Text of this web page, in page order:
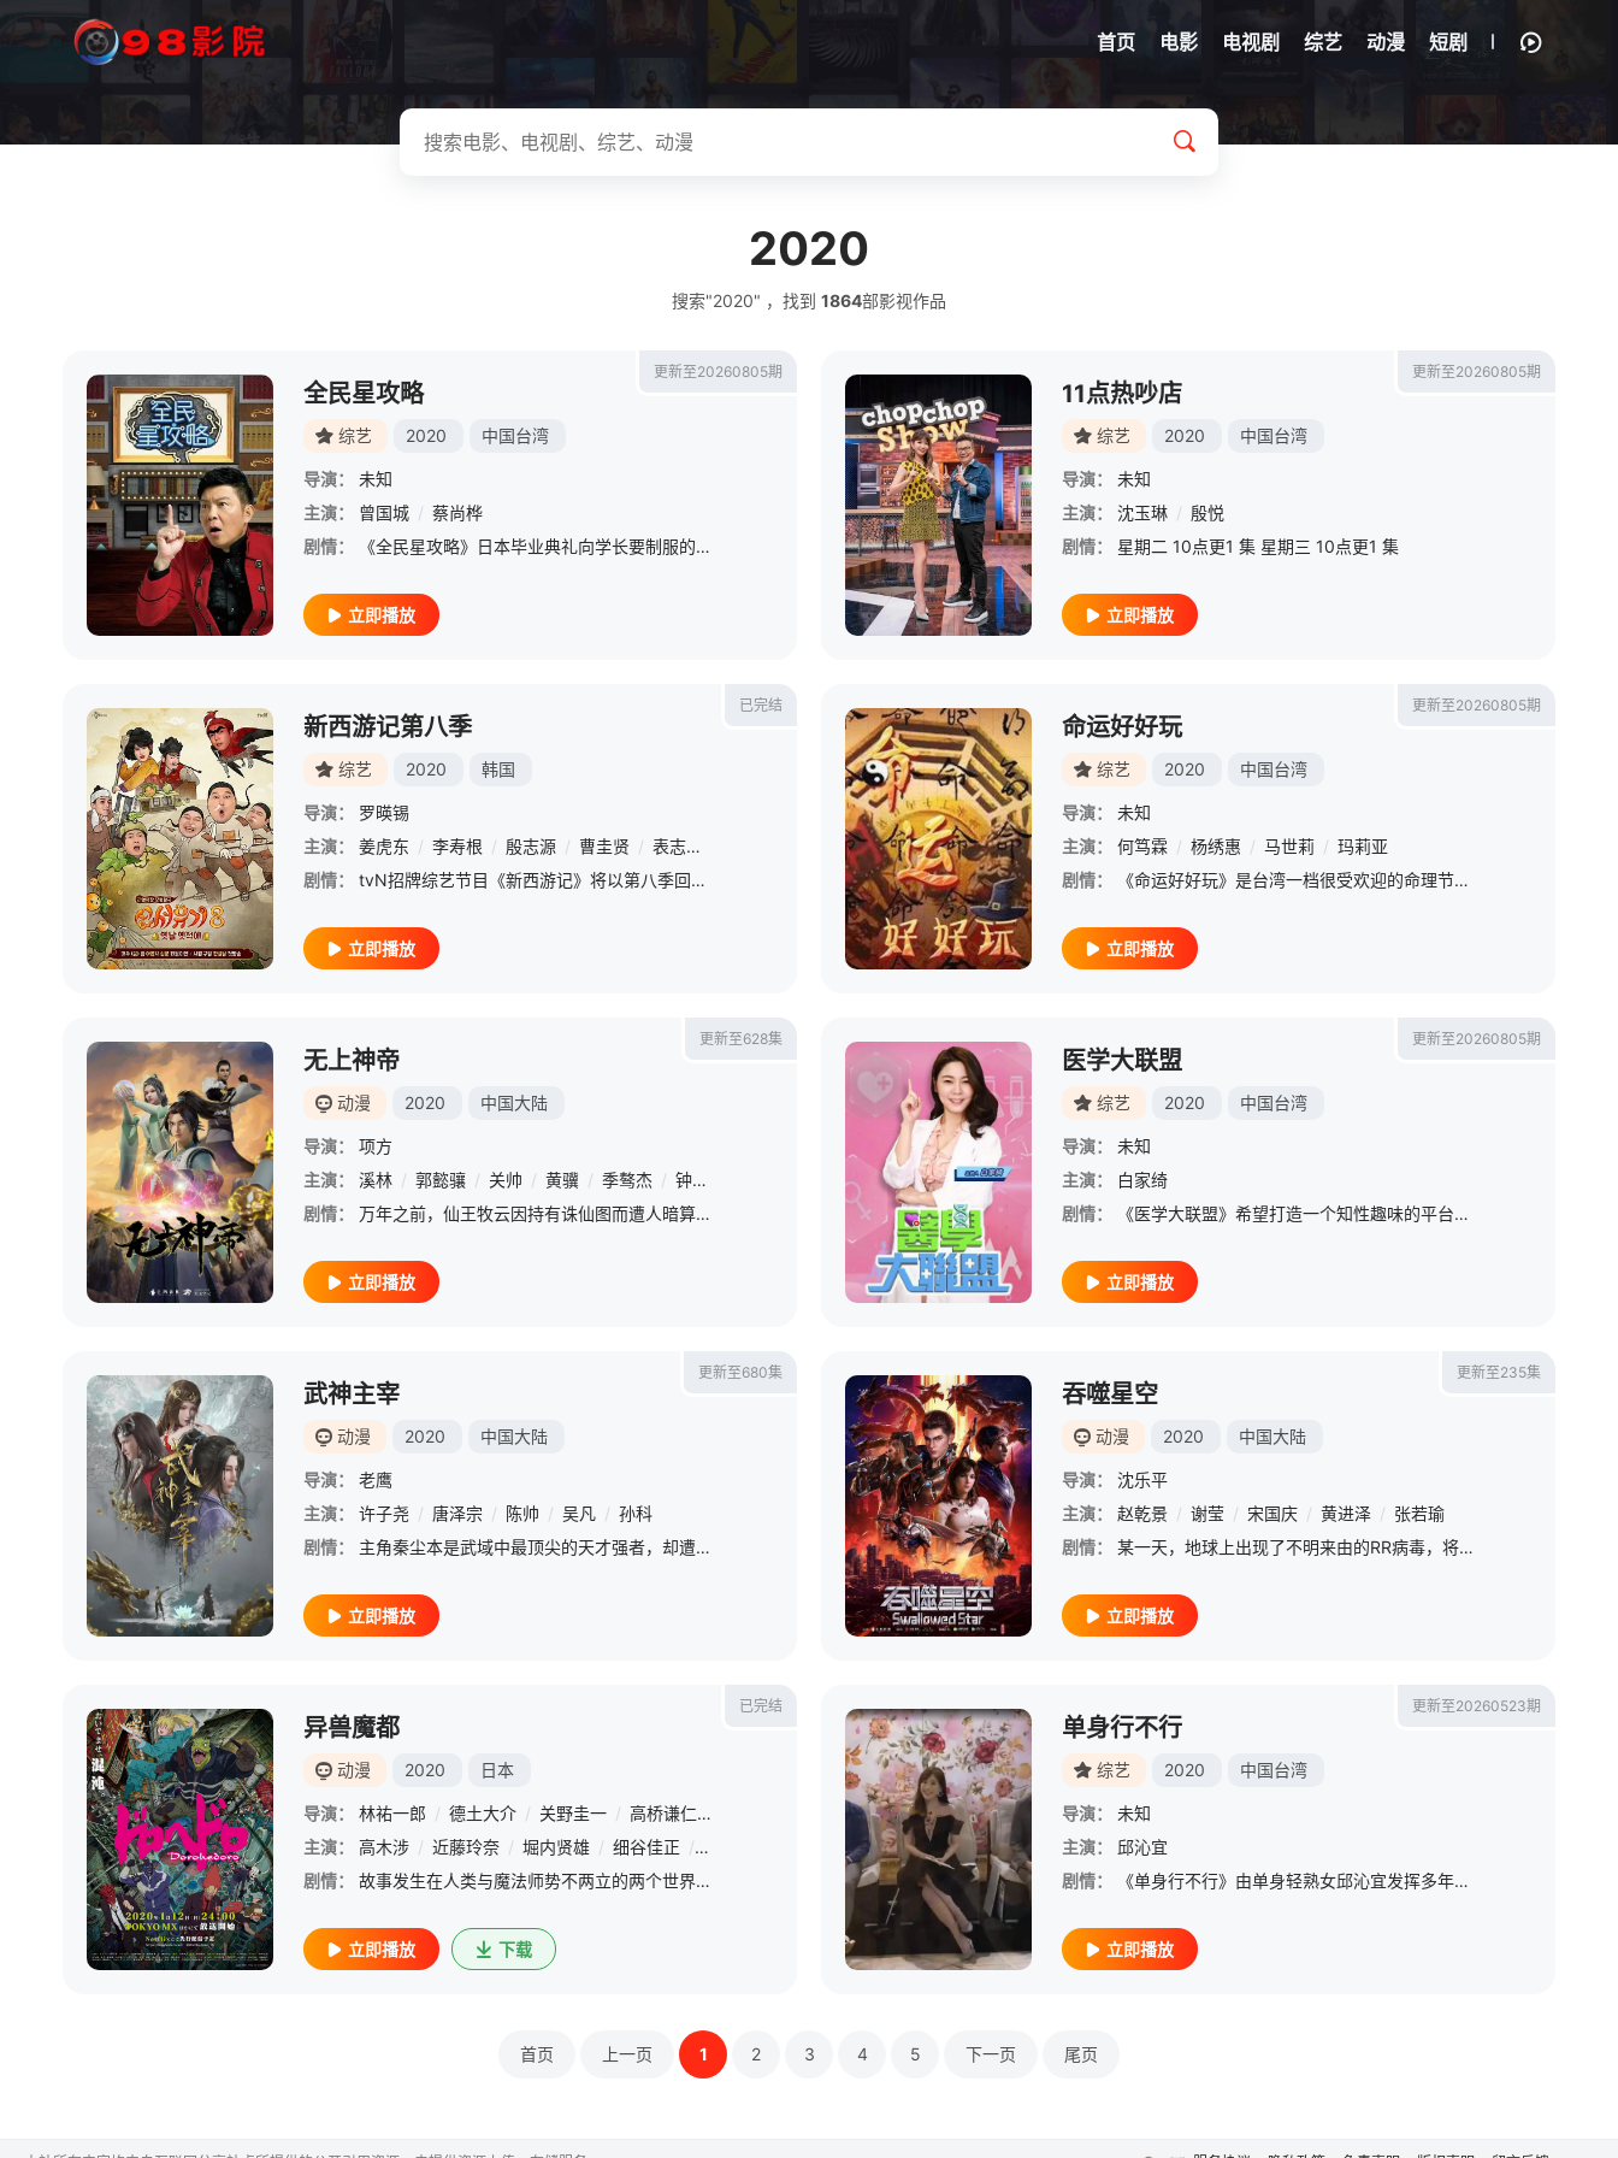
首页 电影 电视剧 综艺 动漫 短剧
2020
搜索"2020" ，找到 1864部影视作品
更新至20260805期
全民星攻略
综艺 2020 中国台湾
导演：
未知
主演：
曾国城 / 蔡尚桦
剧情：
《全民星攻略》日本毕业典礼向学长要制服的第二颗钮釦代表著什麽意思呢？喜欢金庸小说的人必须要来挑战这一题，郭靖第一次见到黄蓉请她吃饭，花了银子19两，请问这一餐大约是台币多少钱呢？青春校园剧球赛、迎新会
立即播放
更新至20260805期
11点热吵店
综艺 2020 中国台湾
导演：
未知
主演：
沈玉琳 / 殷悦
剧情：
星期二 10点更1 集 星期三 10点更1 集
立即播放
已完结
新西游记第八季
综艺 2020 韩国
导演：
罗暎锡
主演：
姜虎东 / 李寿根 / 殷志源 / 曹圭贤 / 表志勋
剧情：
tvN招牌综艺节目《新西游记》将以第八季回归。根据新闻的采访内容，《新西游记》的制作团队和出演人员将于8月投入新一季的首次拍摄。 &amp;nbsp; &amp;nbsp; &amp;nbsp; &amp;nbsp; &amp;nbsp;
立即播放
更新至20260805期
命运好好玩
综艺 2020 中国台湾
导演：
未知
主演：
何笃霖 / 杨绣惠 / 马世莉 / 玛莉亚
剧情：
《命运好好玩》是台湾一档很受欢迎的命理节目,各类风水、星座、命理占卜等时下社交必备的流行话题,节目里全部都有,关于爱情、命运、事业等也都一网打尽。
立即播放
更新至628集
无上神帝
动漫 2020 中国大陆
导演：
项方
主演：
溪林 / 郭懿骧 / 关帅 / 黄骥 / 季骜杰 / 钟巍 蘭雨馨 / 张妮 / 徐翔 / Akira明 / 柳知萧
剧情：
万年之前，仙王牧云因持有诛仙图而遭人暗算，残魂沉睡万年之后，在天运大陆南云帝国有名的“废物牧云”身上觉醒。牧云初醒，就受到了学生妙仙语的刻意刁难，牧云轻松的就化解了妙仙语的陷阱，并举一反三的说出了更多
立即播放
更新至20260805期
医学大联盟
综艺 2020 中国台湾
导演：
未知
主演：
白家绮
剧情：
《医学大联盟》希望打造一个知性趣味的平台，让观众在轻松间了解正确的健康资讯，帮助自己和家人打造更健康的生活习惯如果您喜欢嗨翻影院提供的《医学大联盟》，别忘了分享给好友哦！
立即播放
更新至680集
武神主宰
动漫 2020 中国大陆
导演：
老鹰
主演：
许子尧 / 唐泽宗 / 陈帅 / 吴凡 / 孙科
剧情：
主角秦尘本是武域中最顶尖的天才强者，却遭歹人暗算，陨落大陆禁地死亡峡谷。必死无疑的秦尘，却意外触发神秘古剑的力量…… 三百年后，天武大陆偏僻之地，一位同名少年意外继承了秦尘的意志。作为大齐国军神定武王
立即播放
更新至235集
吞噬星空
动漫 2020 中国大陆
导演：
沈乐平
主演：
赵乾景 / 谢莹 / 宋国庆 / 黄进泽 / 张若瑜
剧情：
某一天，地球上出现了不明来由的RR病毒，将世界卷入灾难之中。受到感染的动物变异成为可怕的怪兽，大举入侵，人类面临毁灭之际筑起了围墙，成立基地市作为人类最后的堡垒。人类在这一段时间经历的磨难，被称为“大
立即播放
已完结
异兽魔都
动漫 2020 日本
导演： 林祐一郎 / 德土大介 / 关野圭一 / 高桥谦仁 /
主演：
高木涉 / 近藤玲奈 / 堀内贤雄 / 细谷佳正 / 小林优 / 富田美忧 / 江川央生 市来光弘 / 鹈殿麻由
剧情：
故事发生在人类与魔法师势不两立的两个世界中。 &amp;nbsp; &amp;nbsp; &amp;nbsp; &amp;nbsp; &amp;nbsp; &amp;nbsp; &amp;nbsp; &amp;nbsp; &amp;nbsp; &amp;nbsp; &amp;nbsp;
立即播放 下载
更新至20260523期
单身行不行
综艺 2020 中国台湾
导演：
未知
主演：
邱沁宜
剧情：
《单身行不行》由单身轻熟女邱沁宜发挥多年财经专业，邀请各领域专家、生活达人分享经验，不管是两性相处、旅游规划还是投资理财，都能在生活中发现无所不在的生财之道，一起轻松赚钱、聪明花钱，享受有品味的自在人
立即播放
首页 上一页 1 2 3 4 5 下一页 尾页